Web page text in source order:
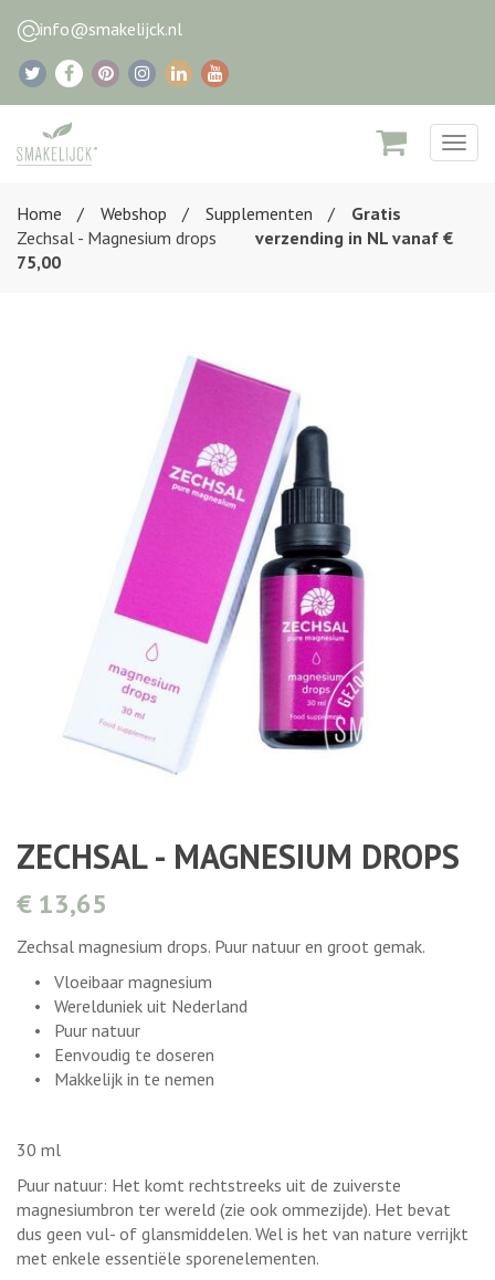
info@smakelijck.nl
Home
Webshop
Supplementen
Zechsal - Magnesium drops
Gratis
verzending in NL vanaf €
75,00
ZECHSAL - MAGNESIUM DROPS
€ 13,65
Zechsal magnesium drops. Puur natuur en groot gemak.
• Vloeibaar magnesium
• Werelduniek uit Nederland
• Puur natuur
• Eenvoudig te doseren
• Makkelijk in te nemen
30 ml
Puur natuur: Het komt rechtstreeks uit de zuiverste
magnesiumbron ter wereld (zie ook ommezijde). Het bevat
dus geen vul- of glansmiddelen. Wel is het van nature verrijkt
met enkele essentiële sporenelementen.